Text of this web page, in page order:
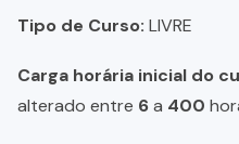
Tipo de Curso: LIVRE
Carga horária inicial do
alterado entre 6a 400